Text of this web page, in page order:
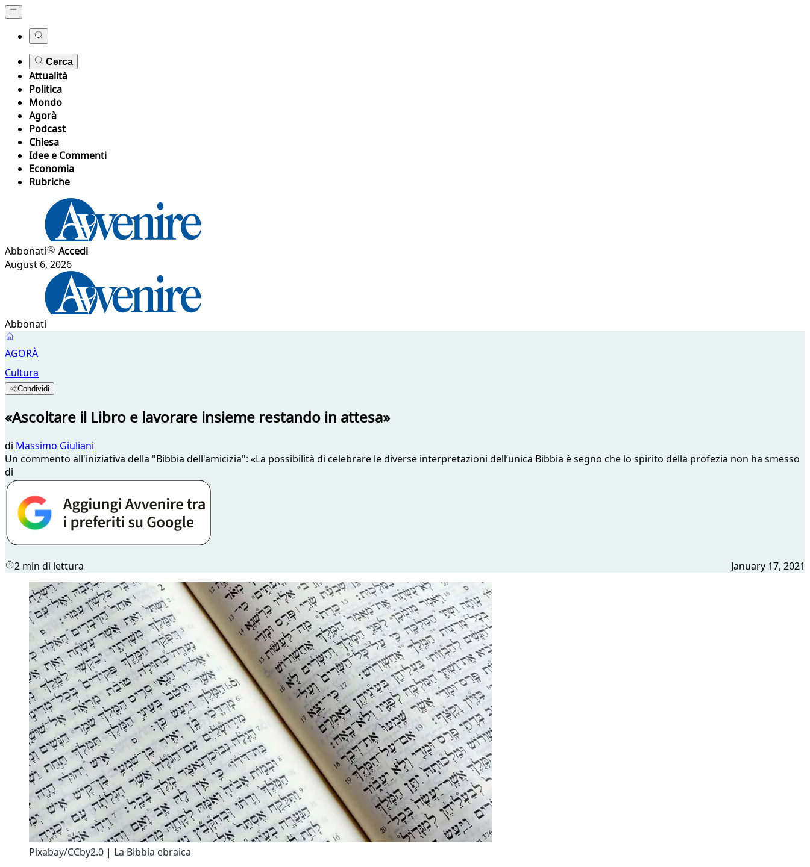
Cerca
Attualità
Politica
Mondo
Agorà
Podcast
Chiesa
Idee e Commenti
Economia
Rubriche
Abbonati
Accedi
August 6, 2026
Abbonati
AGORÀ
Cultura
Condividi
«Ascoltare il Libro e lavorare insieme restando in attesa»
di Massimo Giuliani
Un commento all'iniziativa della "Bibbia dell'amicizia": «La possibilità di celebrare le diverse interpretazioni dell’unica Bibbia è segno che lo spirito della profezia non ha smesso
di
2 min di lettura January 17, 2021
Pixabay/CCby2.0 | La Bibbia ebraica